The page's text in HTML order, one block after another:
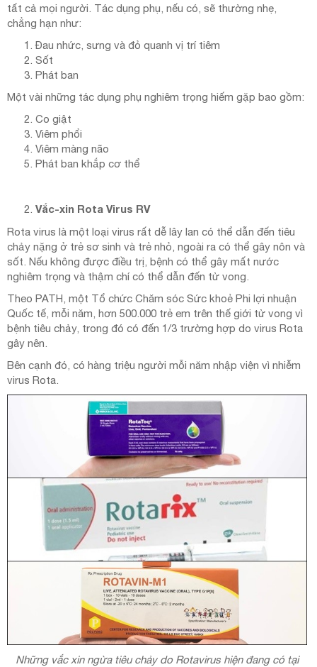
tất cả mọi người. Tác dụng phụ, nếu có, sẽ thường nhẹ,
chẳng hạn như:
Đau nhức, sưng và đỏ quanh vị trí tiêm
Sốt
Phát ban
Một vài những tác dụng phụ nghiêm trọng hiếm gặp bao gồm:
Co giật
Viêm phổi
Viêm màng não
Phát ban khắp cơ thể
Vắc-xin Rota Virus RV
Rota virus là một loại virus rất dễ lây lan có thể dẫn đến tiêu
chảy nặng ở trẻ sơ sinh và trẻ nhỏ, ngoài ra có thể gây nôn và
sốt. Nếu không được điều trị, bệnh có thể gây mất nước
nghiêm trọng và thậm chí có thể dẫn đến tử vong.
Theo PATH, một Tổ chức Chăm sóc Sức khoẻ Phi lợi nhuận
Quốc tế, mỗi năm, hơn 500.000 trẻ em trên thế giới tử vong vì
bệnh tiêu chảy, trong đó có đến 1/3 trường hợp do virus Rota
gây nên.
Bên cạnh đó, có hàng triệu người mỗi năm nhập viện vì nhiễm
virus Rota.
Những vắc xin ngừa tiêu chảy do Rotavirus hiện đang có tại